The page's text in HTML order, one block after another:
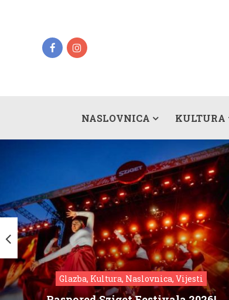
NASLOVNICA KULTURA
Glazba, Kultura, Naslovnica, Vijesti